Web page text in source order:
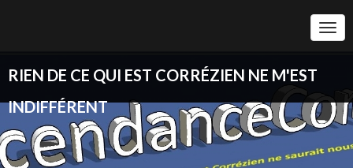
RIEN DE CE QUI EST CORRÉZIEN NE M'EST
INDIFFÉRENT